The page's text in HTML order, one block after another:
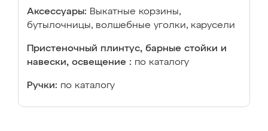
Аксессуары: Выкатные корзины,
бутылочницы, волшебные уголки, карусели
Пристеночный плинтус, барные стойки и
навески, освещение : по каталогу
Ручки: по каталогу